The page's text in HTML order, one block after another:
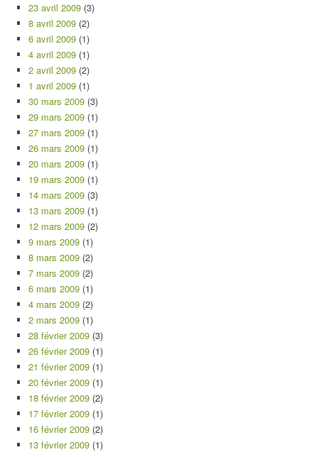
23 avril 2009 (3)
8 avril 2009 (2)
6 avril 2009 (1)
4 avril 2009 (1)
2 avril 2009 (2)
1 avril 2009 (1)
30 mars 2009 (3)
29 mars 2009 (1)
27 mars 2009 (1)
26 mars 2009 (1)
20 mars 2009 (1)
19 mars 2009 (1)
14 mars 2009 (3)
13 mars 2009 (1)
12 mars 2009 (2)
9 mars 2009 (1)
8 mars 2009 (2)
7 mars 2009 (2)
6 mars 2009 (1)
4 mars 2009 (2)
2 mars 2009 (1)
28 février 2009 (3)
26 février 2009 (1)
21 février 2009 (1)
20 février 2009 (1)
18 février 2009 (2)
17 février 2009 (1)
16 février 2009 (2)
13 février 2009 (1)